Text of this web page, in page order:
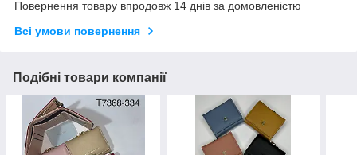
Повернення товару впродовж 14 днів за домовленістю
Всі умови повернення
Подібні товари компанії